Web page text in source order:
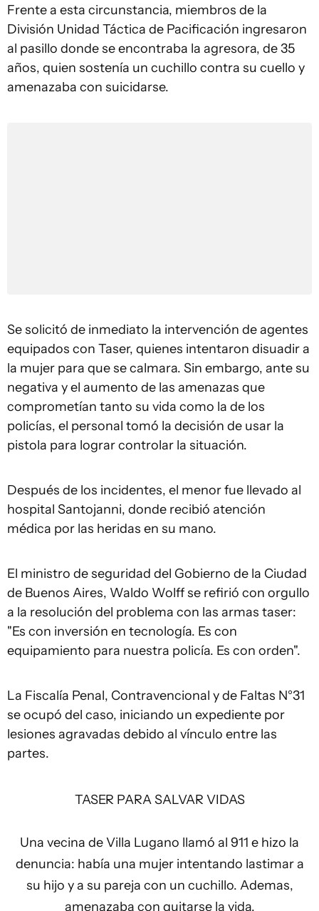
Frente a esta circunstancia, miembros de la
División Unidad Táctica de Pacificación ingresaron
al pasillo donde se encontraba la agresora, de 35
años, quien sostenía un cuchillo contra su cuello y
amenazaba con suicidarse.
Se solicitó de inmediato la intervención de agentes
equipados con Taser, quienes intentaron disuadir a
la mujer para que se calmara. Sin embargo, ante su
negativa y el aumento de las amenazas que
comprometían tanto su vida como la de los
policías, el personal tomó la decisión de usar la
pistola para lograr controlar la situación.
Después de los incidentes, el menor fue llevado al
hospital Santojanni, donde recibió atención
médica por las heridas en su mano.
El ministro de seguridad del Gobierno de la Ciudad
de Buenos Aires, Waldo Wolff se refirió con orgullo
a la resolución del problema con las armas taser:
"Es con inversión en tecnología. Es con
equipamiento para nuestra policía. Es con orden".
La Fiscalía Penal, Contravencional y de Faltas N°31
se ocupó del caso, iniciando un expediente por
lesiones agravadas debido al vínculo entre las
partes.
TASER PARA SALVAR VIDAS
Una vecina de Villa Lugano llamó al 911 e hizo la
denuncia: había una mujer intentando lastimar a
su hijo y a su pareja con un cuchillo. Ademas,
amenazaba con quitarse la vida.